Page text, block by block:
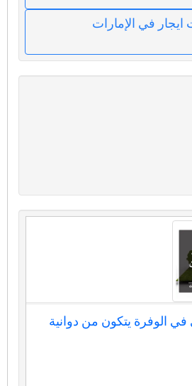
ايجار في الإمارات
في الوفرة يتكون من دوانية